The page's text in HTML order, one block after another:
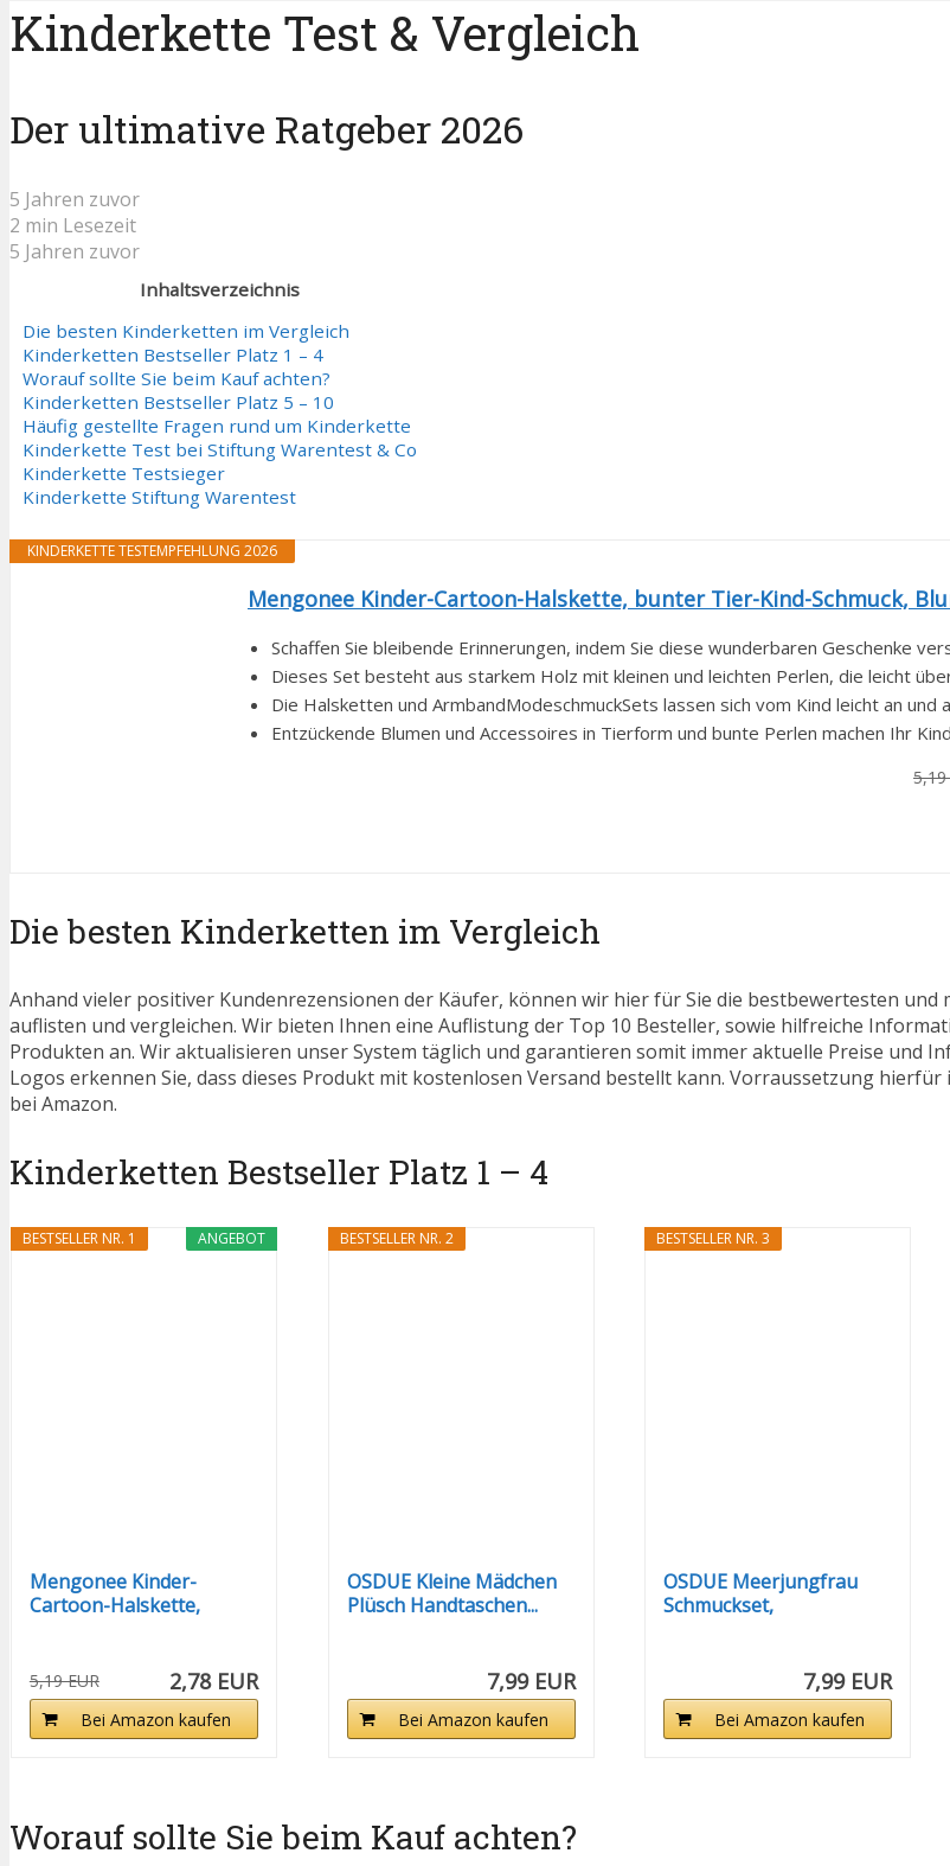
Kinderkette Test & Vergleich
Der ultimative Ratgeber 2026
5 Jahren zuvor
2 min Lesezeit
5 Jahren zuvor
Inhaltsverzeichnis
Die besten Kinderketten im Vergleich
Kinderketten Bestseller Platz 1 – 4
Worauf sollte Sie beim Kauf achten?
Kinderketten Bestseller Platz 5 – 10
Häufig gestellte Fragen rund um Kinderkette
Kinderkette Test bei Stiftung Warentest & Co
Kinderkette Testsieger
Kinderkette Stiftung Warentest
KINDERKETTE TESTEMPFEHLUNG 2026
Mengonee Kinder-Cartoon-Halskette, bunter Tier-Kind-Schmuck,
Schaffen Sie bleibende Erinnerungen, indem Sie diese wunderbaren Geschenke
Dieses Set besteht aus starkem Holz mit kleinen und leichten Perlen, die leicht
Die Halsketten und ArmbandModeschmuckSets lassen sich vom Kind leicht an und
Entzückende Blumen und Accessoires in Tierform und bunte Perlen machen Ihr
5,19
Die besten Kinderketten im Vergleich
Anhand vieler positiver Kundenrezensionen der Käufer, können wir hier für Sie die bestbewertesten
auflisten und vergleichen. Wir bieten Ihnen eine Auflistung der Top 10 Besteller, sowie hilfreiche
Produkten an. Wir aktualisieren unser System täglich und garantieren somit immer aktuelle Preise und
Logos erkennen Sie, dass dieses Produkt mit kostenlosen Versand bestellt kann. Vorraussetzung
bei Amazon.
Kinderketten Bestseller Platz 1 – 4
ANGEBOT
BESTSELLER NR. 1
Mengonee Kinder-
Cartoon-Halskette,
5,19 EUR 2,78 EUR
Bei Amazon kaufen
BESTSELLER NR. 2
OSDUE Kleine Mädchen
Plüsch Handtaschen...
7,99 EUR
Bei Amazon kaufen
BESTSELLER NR. 3
OSDUE Meerjungfrau
Schmuckset,
7,99 EUR
Bei Amazon kaufen
Worauf sollte Sie beim Kauf achten?